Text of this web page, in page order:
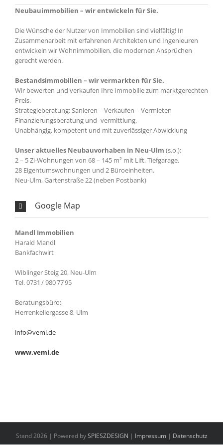
Neubauimmobilien – wir entwickeln für Sie.
Die Wünsche der Nutzer von Immobilien sind vielfältig! In
Zusammenarbeit mit erfahrenen Architekten und Ingenieuren
entwickeln wir Wohnimmobilien, die modernen Ansprüchen
gerecht werden.
Bestandsimmobilien – wir vermarkten für Sie.
Wir bewerten und verkaufen Ihre Immobilie zum marktgerechten
Preis.
Strategieberatung: Sanieren – Verkaufen – Vermieten
Finanzierungsberatung und -vermittlung.
Unabhängig, kompetent und mit zuverlässiger Abwicklung
Unser aktuelles Neubauvorhaben in Neu-Ulm (s.o.):
2 – 5 Zi-Wohnungen von 68 – 145 m² mit Lift, Tiefgarage.
28 Eigentumswohnungen und 2 Büroeinheiten.
Neu-Ulm, Gartenstraße 22 (neben Postbank)
Google Map
Mandl Immobilien
Harald Mandl
Bankfachwirt
Wiblinger Steig 20, Neu-Ulm
Tel. 0731 / 980 77 95
Beratungsbüro:
Herrenkellergasse 8, Ulm
info@vemi.de
www.vemi.de
Stand 2026 | Powered bySPIESZDESIGN | Impressum | Datenschutz